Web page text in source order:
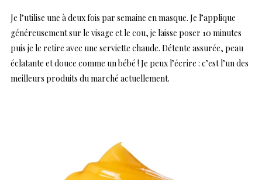
Je l’utilise une à deux fois par semaine en masque. Je l’applique
généreusement sur le visage et le cou, je laisse poser 10 minutes
puis je le retire avec une serviette chaude. Détente assurée, peau
éclatante et douce comme un bébé ! Je peux l’écrire : c’est l’un des
meilleurs produits du marché actuellement.